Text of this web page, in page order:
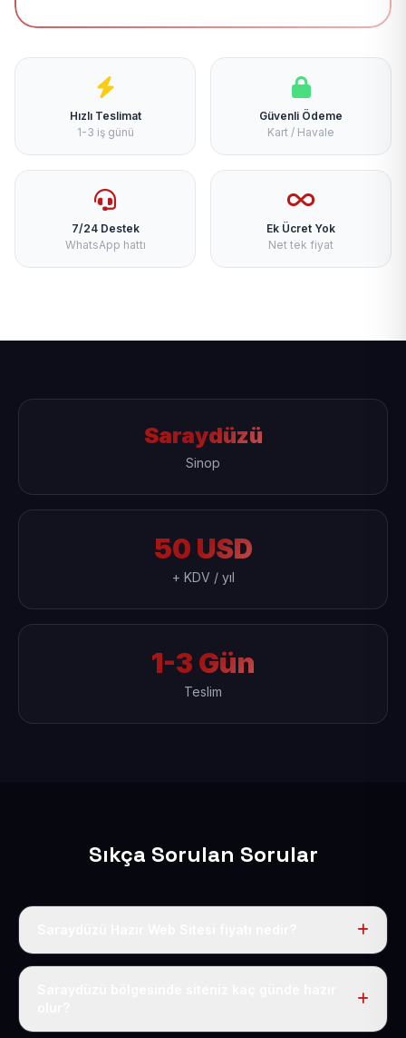
Hızlı Teslimat
1-3 iş günü
Güvenli Ödeme
Kart / Havale
7/24 Destek
WhatsApp hattı
Ek Ücret Yok
Net tek fiyat
Saraydüzü
Sinop
50 USD
+ KDV / yıl
1-3 Gün
Teslim
Sıkça Sorulan Sorular
Tek fiyat uygulanır: yıllık 50 USD + KDV. Bu bedele alan